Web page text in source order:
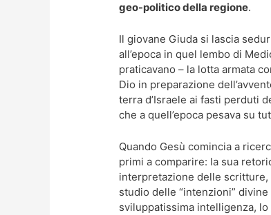
geo-politico della regione.
Il giovane Giuda si lascia
all’epoca in quel lembo di
praticavano – la lotta armata
Dio in preparazione
terra d’Israele ai fasti perduti
che a quell’epoca pesava su
Quando Gesù comincia a
primi a comparire: la sua
interpretazione delle scritture,
studio delle “intenzioni”
sviluppatissima intelligenza,